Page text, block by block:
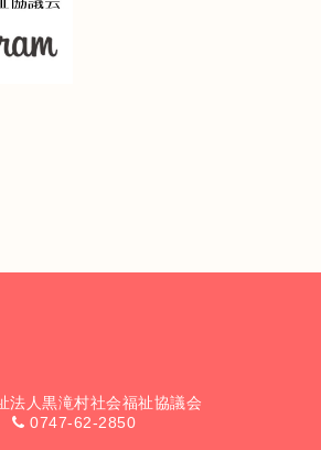
法人黒滝村社会福祉協議会
0747-62-2850